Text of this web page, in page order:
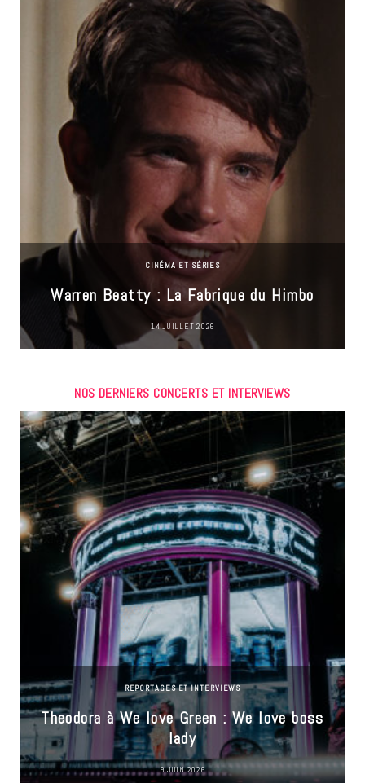
CINÉMA ET SÉRIES
Warren Beatty : La Fabrique du Himbo
14 JUILLET 2026
NOS DERNIERS CONCERTS ET INTERVIEWS
REPORTAGES ET INTERVIEWS
Theodora à We love Green : We love boss
lady
9 JUIN 2026